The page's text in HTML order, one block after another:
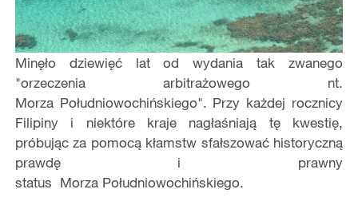
Minęło dziewięć lat od wydania tak zwanego
"orzeczenia arbitrażowego nt.
Morza Południowochińskiego". Przy każdej rocznicy
Filipiny i niektóre kraje nagłaśniają tę kwestię,
próbując za pomocą kłamstw sfałszować historyczną
prawdę i prawny
status Morza Południowochińskiego.